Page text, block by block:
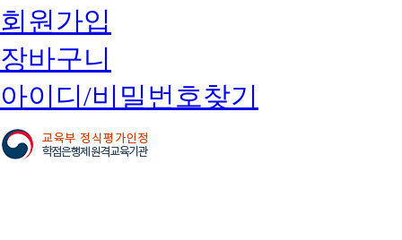
회원가입
장바구니
아이디/비밀번호찾기